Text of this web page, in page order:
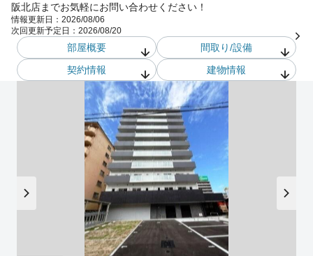
阪北店までお気軽にお問い合わせください！
情報更新日： 2026/08/06
次回更新予定日： 2026/08/20
部屋概要
間取り/設備
契約情報
建物情報